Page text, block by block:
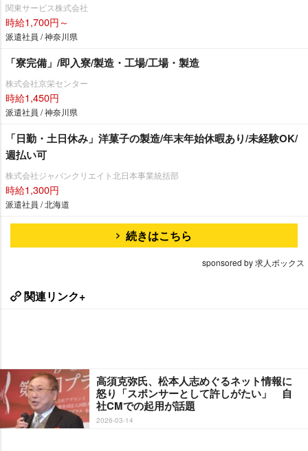
関東サービス株式会社
時給1,700円～
派遣社員 / 神奈川県
「寮完備」/即入寮/製造・工場/工場・製造
株式会社京栄センター
時給1,450円
派遣社員 / 神奈川県
「日勤・土日休み」洋菓子の製造/年末年始休暇あり/未経験OK/
週払い可
株式会社ジャパンクリエイト北日本事業統括部
時給1,300円
派遣社員 / 北海道
続きはこちら
sponsored by 求人ボックス
関連リンク+
高須克弥氏、松本人志めぐるネット情報に
怒り「スポンサーとして許しがたい」 自
社CMでの起用が話題
2026-03-14